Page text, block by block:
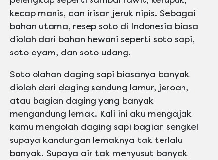
kecap manis, dan irisan jeruk nipis. Sebagai
bahan utama, resep soto di Indonesia biasa
diolah dari bahan hewani seperti soto sapi,
soto ayam, dan soto udang.
Soto olahan daging sapi biasanya banyak
diolah dari daging sandung lamur, jeroan,
atau bagian daging yang banyak
mengandung lemak. Kali ini aku mengajak
kamu mengolah daging sapi bagian sengkel
supaya kandungan lemaknya tak terlalu
banyak. Supaya air tak menyusut banyak